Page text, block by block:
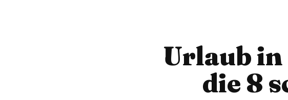
Urlaub
die 8